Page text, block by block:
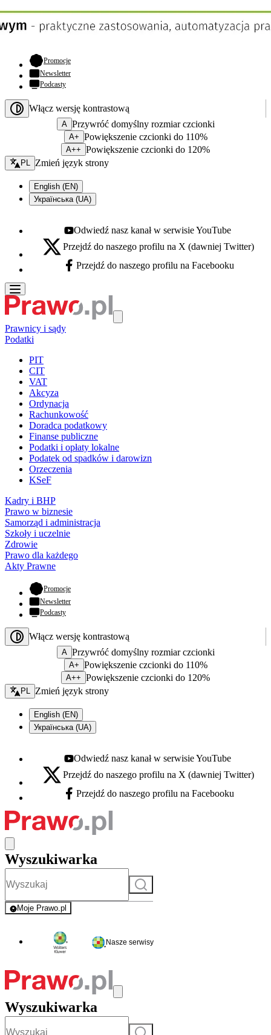
Promocje- otwiera się w nowej karcie
Newsletter
Podcasty
Włącz wersję kontrastową
A Przywróć domyślny rozmiar czcionki
A+ Powiększenie czcionki do 110%
A++ Powiększenie czcionki do 120%
Zmień język - bieżący:
PL Zmień język strony
English (EN)
Українська (UA)
Youtube - otwiera się w nowej karcie
Odwiedź nasz kanał w serwisie YouTube
X - otwiera się w nowej karcie
Przejdź do naszego profilu na X (dawniej Twitter)
Facebook - otwiera się w nowej karcie
Przejdź do naszego profilu na Facebooku
Prawnicy i sądy
Podatki
PIT
CIT
VAT
Akcyza
Ordynacja
Rachunkowość
Doradca podatkowy
Finanse publiczne
Podatki i opłaty lokalne
Podatek od spadków i darowizn
Orzeczenia
KSeF
Kadry i BHP
Prawo w biznesie
Samorząd i administracja
Szkoły i uczelnie
Zdrowie
Prawo dla każdego
Akty Prawne
Promocje- otwiera się w nowej karcie
Newsletter
Podcasty
Włącz wersję kontrastową
A Przywróć domyślny rozmiar czcionki
A+ Powiększenie czcionki do 110%
A++ Powiększenie czcionki do 120%
Zmień język - bieżący:
PL Zmień język strony
English (EN)
Українська (UA)
Youtube - otwiera się w nowej karcie
Odwiedź nasz kanał w serwisie YouTube
X - otwiera się w nowej karcie
Przejdź do naszego profilu na X (dawniej Twitter)
Facebook - otwiera się w nowej karcie
Przejdź do naszego profilu na Facebooku
Wyszukiwarka
Szukaj
Moje Prawo.pl
- rejestracja i logowanie do serwisu
Nasze serwisy
Wyszukiwarka
Szukaj